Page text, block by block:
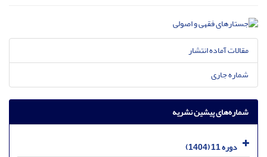
مقالات آماده انتشار
شماره جاری
شماره‌های پیشین نشریه
دوره 11 (1404)